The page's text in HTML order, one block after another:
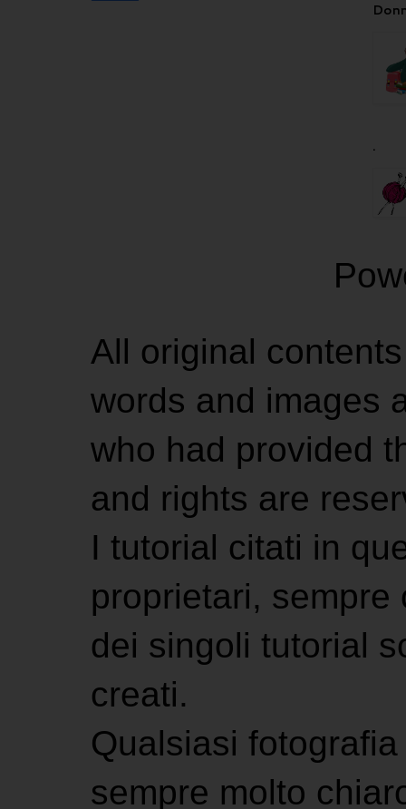
.
All original
words and images
who had provided
and rights are
I tutorial citati in
proprietari,
dei singoli tutorial
creati.
Qualsiasi
sempre molto